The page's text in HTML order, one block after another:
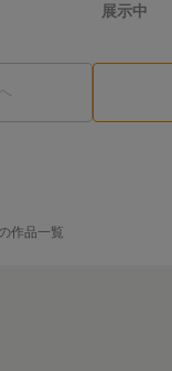
展示中
作品一覧